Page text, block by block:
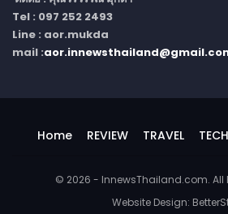
ติดต่อ :คุณวรวรรณ มุกดา
Tel : 097 252 2493